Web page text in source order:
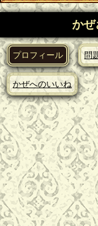
かぜ
プロフィール 問
かぜへのいいね